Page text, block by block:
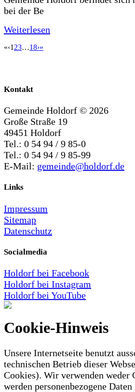
bei der Be
Weiterlesen
«‹1 23…18›»
Kontakt
Gemeinde Holdorf © 2026
Große Straße 19
49451 Holdorf
Tel.: 0 54 94 / 9 85-0
Tel.: 0 54 94 / 9 85-99
E-Mail: gemeinde@holdorf.de
Links
Impressum
Sitemap
Datenschutz
Socialmedia
Holdorf bei Facebook
Holdorf bei Instagram
Holdorf bei YouTube
Cookie-Hinweis
Unsere Internetseite benutzt
technischen Betrieb dieser
Cookies). Wir verwenden
werden personenbezogene